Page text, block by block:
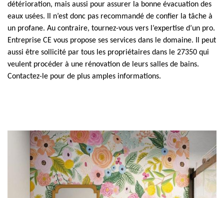
détérioration, mais aussi pour assurer la bonne évacuation des
eaux usées. Il n’est donc pas recommandé de confier la tâche à
un profane. Au contraire, tournez-vous vers l’expertise d’un pro.
Entreprise CE vous propose ses services dans le domaine. Il peut
aussi être sollicité par tous les propriétaires dans le 27350 qui
veulent procéder à une rénovation de leurs salles de bains.
Contactez-le pour de plus amples informations.